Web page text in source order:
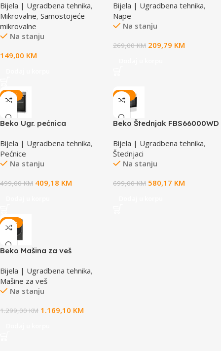
Bijela | Ugradbena tehnika,
Mikrovalne, Samostojeće
mikrovalne
Na stanju
149,00 KM
Bijela | Ugradbena tehnika,
Nape
Na stanju
269,00KM 209,79 KM
-18%
Beko Ugr. pećnica
Bijela | Ugradbena tehnika,
Pećnice
Na stanju
499,00KM 409,18 KM
-17%
Beko Štednjak FBS66000WD
Bijela | Ugradbena tehnika,
Štednjaci
Na stanju
699,00KM 580,17 KM
-10%
Beko Mašina za veš
Bijela | Ugradbena tehnika,
Mašine za veš
Na stanju
1.299,00KM 1.169,10 KM